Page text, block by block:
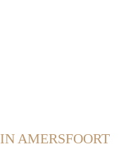
IN AMERSFOORT